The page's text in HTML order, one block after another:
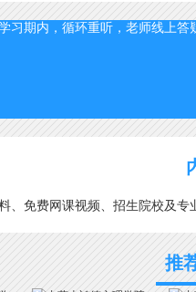
习期内，循环重听，老师线上答
、免费网课视频、招生院校及专
推